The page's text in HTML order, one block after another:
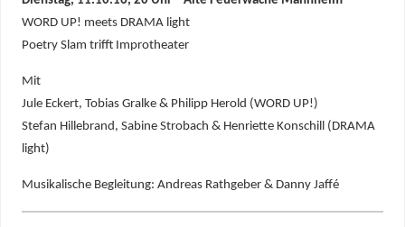
WORD UP! meets DRAMA light
Poetry Slam trifft Improtheater
Mit
Jule Eckert, Tobias Gralke & Philipp Herold (WORD UP!)
Stefan Hillebrand, Sabine Strobach & Henriette Konschill (DRAMA
light)
Musikalische Begleitung: Andreas Rathgeber & Danny Jaffé